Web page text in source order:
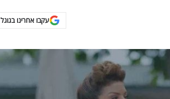
עקבו אחרינו בגוגל